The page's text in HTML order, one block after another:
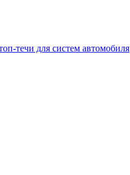
течи для систем автомобиля